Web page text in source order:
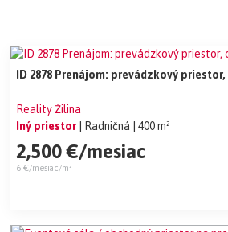
Reality Žilina
Iný priestor
| Radničná | 400 m²
2,500 €/mesiac
6 €/mesiac/m²